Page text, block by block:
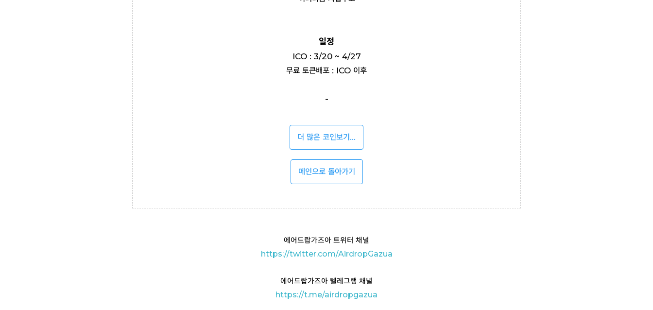
일정
ICO : 3/20 ~ 4/27
무료 토큰배포 : ICO 이후
-
더 많은 코인보기...
메인으로 돌아가기
에어드랍가즈아 트위터 채널
https://twitter.com/AirdropGazua
에어드랍가즈아 텔레그램 채널
https://t.me/airdropgazua